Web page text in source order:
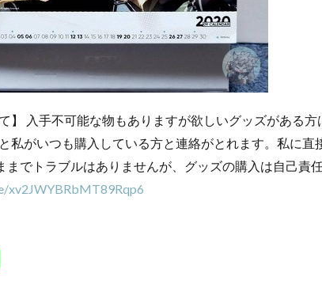
】 入手不可能な物もありますが欲しいグッズがある
私がいつも購入している方と連絡がとれます。私に直
でトラブルはありませんが、グッズの購入は自己責
xv2JWYBRbMT89Rqp6